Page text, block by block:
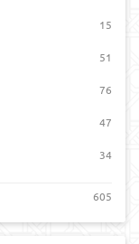
15
51
76
47
34
605